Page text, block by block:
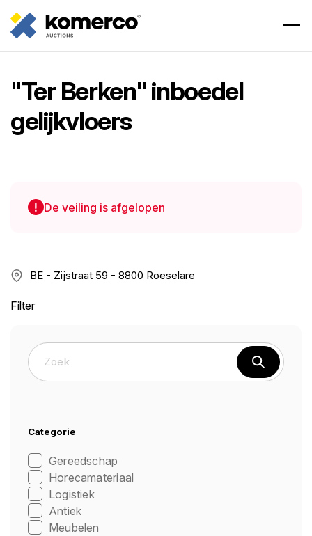
"Ter Berken" inboedel
gelijkvloers
De veiling is afgelopen
BE - Zijstraat 59 - 8800 Roeselare
Filter
Categorie
Gereedschap
Horecamateriaal
Logistiek
Antiek
Meubelen